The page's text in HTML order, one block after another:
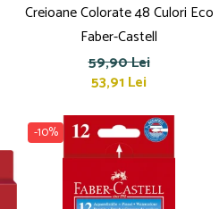
Creioane Colorate 48 Culori Eco
Faber-Castell
59,90 Lei
53,91 Lei
-10%